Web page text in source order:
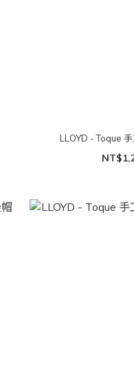
LLOYD - Toque